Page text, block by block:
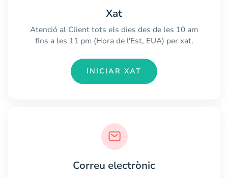
Xat
Atenció al Client tots els dies des de les 10 am
fins a les 11 pm (Hora de l'Est, EUA) per xat.
INICIAR XAT
Correu electrònic